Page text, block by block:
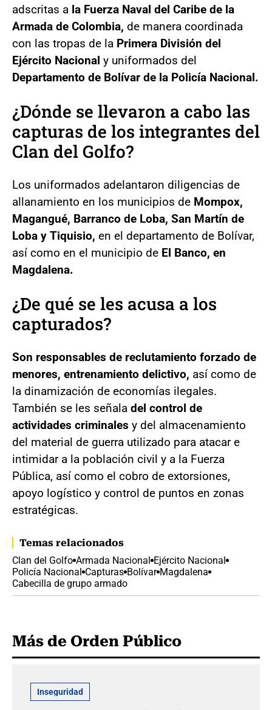
adscritas a la Fuerza Naval del Caribe de la
Armada de Colombia, de manera coordinada
con las tropas de la Primera División del
Ejército Nacional y uniformados del
Departamento de Bolívar de la Policía Nacional.
¿Dónde se llevaron a cabo las
capturas de los integrantes del
Clan del Golfo?
Los uniformados adelantaron diligencias de
allanamiento en los municipios de Mompox,
Magangué, Barranco de Loba, San Martín de
Loba y Tiquisio, en el departamento de Bolívar,
así como en el municipio de El Banco, en
Magdalena.
¿De qué se les acusa a los
capturados?
Son responsables de reclutamiento forzado de
menores, entrenamiento delictivo, así como de
la dinamización de economías ilegales.
También se les señala del control de
actividades criminales y del almacenamiento
del material de guerra utilizado para atacar e
intimidar a la población civil y a la Fuerza
Pública, así como el cobro de extorsiones,
apoyo logístico y control de puntos en zonas
estratégicas.
Temas relacionados
Clan del Golfo Armada Nacional Ejército Nacional
Policía Nacional Capturas Bolívar Magdalena
Cabecilla de grupo armado
Más de Orden Público
Inseguridad